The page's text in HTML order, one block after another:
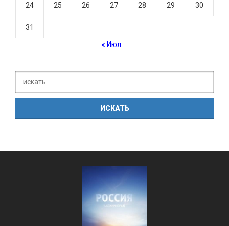
24 25 26 27 28 29 30
31
« Июл